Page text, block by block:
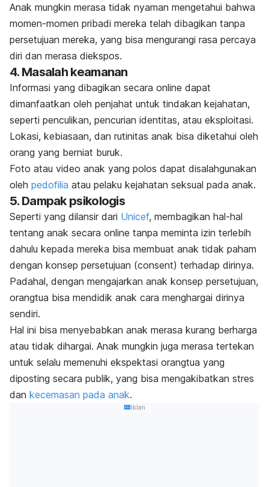
Anak mungkin merasa tidak nyaman mengetahui bahwa
momen-momen pribadi mereka telah dibagikan tanpa
persetujuan mereka, yang bisa mengurangi rasa percaya
diri dan merasa diekspos.
4. Masalah keamanan
Informasi yang dibagikan secara online dapat
dimanfaatkan oleh penjahat untuk tindakan kejahatan,
seperti penculikan, pencurian identitas, atau eksploitasi.
Lokasi, kebiasaan, dan rutinitas anak bisa diketahui oleh
orang yang berniat buruk.
Foto atau video anak yang polos dapat disalahgunakan
oleh pedofilia atau pelaku kejahatan seksual pada anak.
5. Dampak psikologis
Seperti yang dilansir dari Unicef, membagikan hal-hal
tentang anak secara online tanpa meminta izin terlebih
dahulu kepada mereka bisa membuat anak tidak paham
dengan konsep persetujuan (consent) terhadap dirinya.
Padahal, dengan mengajarkan anak konsep persetujuan,
orangtua bisa mendidik anak cara menghargai dirinya
sendiri.
Hal ini bisa menyebabkan anak merasa kurang berharga
atau tidak dihargai. Anak mungkin juga merasa tertekan
untuk selalu memenuhi ekspektasi orangtua yang
diposting secara publik, yang bisa mengakibatkan stres
dan kecemasan pada anak.
Iklan